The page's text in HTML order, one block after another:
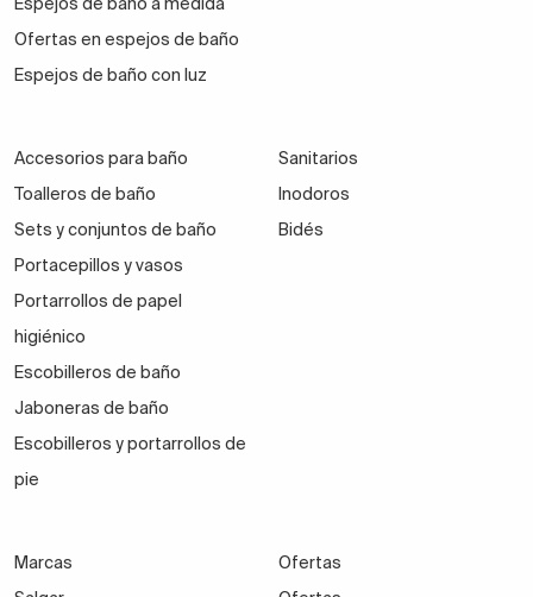
Ofertas en espejos de baño
Espejos de baño con luz
Accesorios para baño
Toalleros de baño
Sets y conjuntos de baño
Portacepillos y vasos
Portarrollos de papel
higiénico
Escobilleros de baño
Jaboneras de baño
Escobilleros y portarrollos de
pie
Sanitarios
Inodoros
Bidés
Marcas
Ofertas